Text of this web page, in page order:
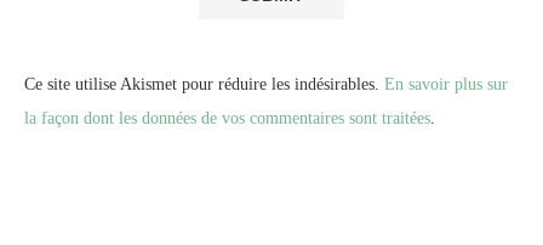
Ce site utilise Akismet pour réduire les indésirables. En savoir plus sur
la façon dont les données de vos commentaires sont traitées